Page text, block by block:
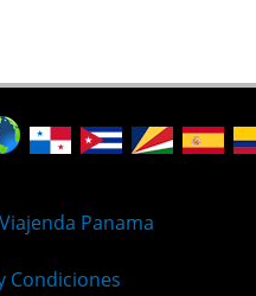
Panama
Condiciones